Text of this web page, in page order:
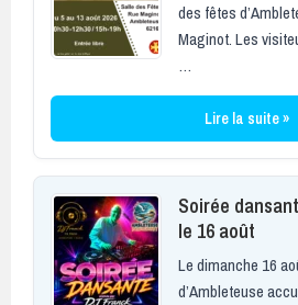
des fêtes
Maginot. Les
…
Lire la suite »
Soirée
le 16 août
Le dimanche 16
d’Ambleteuse